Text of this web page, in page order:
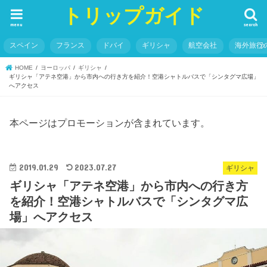
トリップガイド search
menu
スペイン フランス ドバイ ギリシャ 航空会社 海外旅行
HOME ヨーロッパ
ギリシャ
ギリシャ「アテネ空港」から市内への行き方を紹介！空港シャトルバスで「シンタグマ広場」
へアクセス
本ページはプロモーションが含まれています。
ギリシャ
2019.01.29 2023.07.27
ギリシャ「アテネ空港」から市内への行き方
を紹介！空港シャトルバスで「シンタグマ広
場」へアクセス